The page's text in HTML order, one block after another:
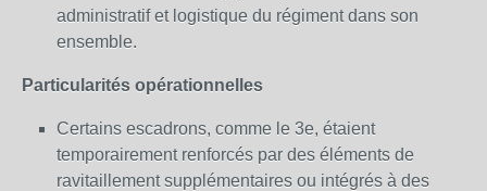
administratif et logistique du régiment dans son
ensemble.
Particularités opérationnelles
Certains escadrons, comme le 3e, étaient
temporairement renforcés par des éléments de
ravitaillement supplémentaires ou intégrés à des